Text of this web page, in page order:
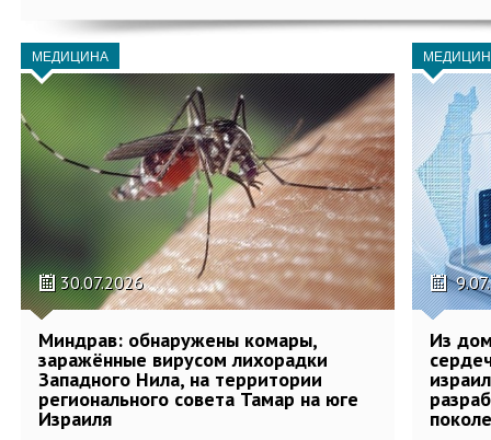
МЕДИЦИНА
30.07.2026
Миндрав: обнаружены комары,
заражённые вирусом лихорадки
Западного Нила, на территории
регионального совета Тамар на юге
Израиля
Из